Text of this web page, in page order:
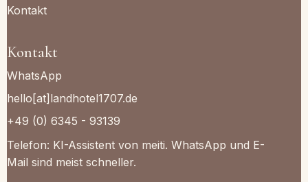
Kontakt
Kontakt
WhatsApp
hello[at]landhotel1707.de
+49 (0) 6345 - 93139
Telefon: KI-Assistent von meiti. WhatsApp und E-
Mail sind meist schneller.